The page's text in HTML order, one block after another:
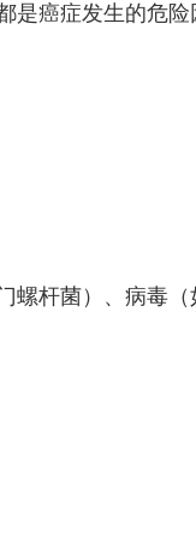
癌症发生的危
杆菌）、病毒